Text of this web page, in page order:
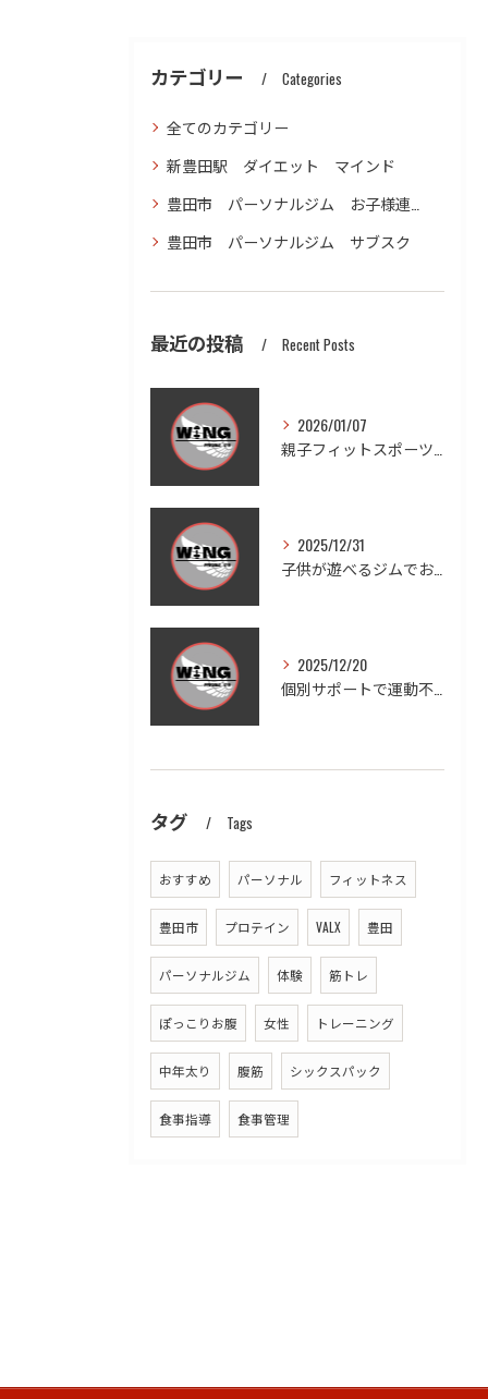
カテゴリー Categories
全てのカテゴリー
新豊田駅 ダイエット マインド
豊田市 パーソナルジム お子様連れ ダイエット
豊田市 パーソナルジム サブスク
最近の投稿 Recent Posts
2026/01/07
2025/12/31
2025/12/20
タグ Tags
おすすめ パーソナル フィットネス
豊田市 プロテイン VALX 豊田
パーソナルジム 体験 筋トレ
ぽっこりお腹 女性 トレーニング
中年太り 腹筋 シックスパック
食事指導 食事管理